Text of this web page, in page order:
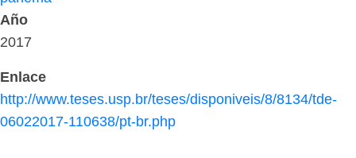
Año
2017
Enlace
http://www.teses.usp.br/teses/disponiveis/8/8134/tde-
06022017-110638/pt-br.php